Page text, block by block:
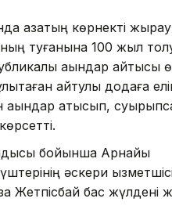
қазақтың көрнекті
туғанына 100 жыл
ақындар айтысы
айтулы додаға
ақындар қатысып,
бойынша Арнайы
әскери
Жетпісбай бас жүлдені